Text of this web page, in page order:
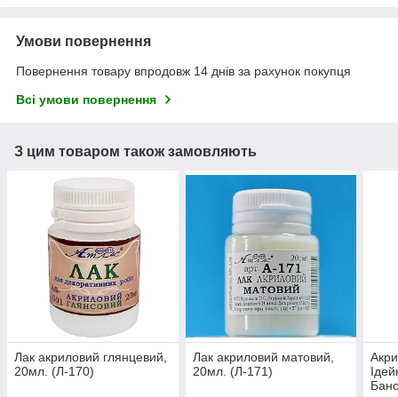
Умови повернення
Повернення товару впродовж 14 днів за рахунок покупця
Всі умови повернення
З цим товаром також замовляють
Лак акриловий глянцевий,
20мл. (Л-170)
Лак акриловий матовий,
20мл. (Л-171)